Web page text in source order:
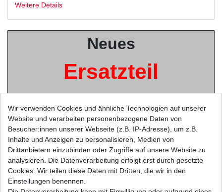
Weitere Details
Neues
Ersatzteil
aus
japanischer
Originalteile -
Wir verwenden Cookies und ähnliche Technologien auf unserer
Website und verarbeiten personenbezogene Daten von
Besucher:innen unserer Webseite (z.B. IP-Adresse), um z.B.
Inhalte und Anzeigen zu personalisieren, Medien von
Drittanbietern einzubinden oder Zugriffe auf unsere Website zu
analysieren. Die Datenverarbeitung erfolgt erst durch gesetzte
Cookies. Wir teilen diese Daten mit Dritten, die wir in den
Einstellungen benennen.